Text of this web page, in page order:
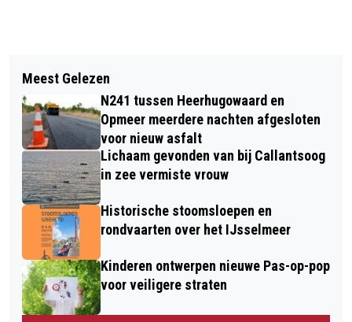
ZOMERAVONDCONCERTEN GROTE
KERK ALKMAAR VAN START MET
STADSORGANIST VAN DE
WESTERKERK
VEEL SCHADE EN AUTOMOBILIST
GEWOND BIJ NA AANRIJDING
ALKMAAR
Meest Gelezen
N241 tussen Heerhugowaard en
Opmeer meerdere nachten afgesloten
voor nieuw asfalt
Lichaam gevonden van bij Callantsoog
in zee vermiste vrouw
Historische stoomsloepen en
rondvaarten over het IJsselmeer
Kinderen ontwerpen nieuwe Pas-op-pop
voor veiligere straten